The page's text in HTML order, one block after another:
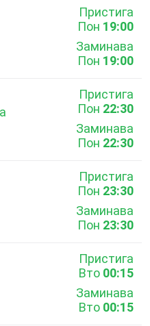
Пристига
Пон 19:00
Заминава
Пон 19:00
Пристига
Пон 22:30
Заминава
Пон 22:30
Пристига
Пон 23:30
Заминава
Пон 23:30
Пристига
Вто 00:15
Заминава
Вто 00:15